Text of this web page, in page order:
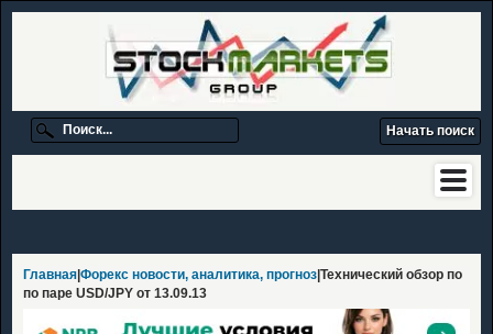
Главная Форекс новости, аналитика, прогноз |Технический обзор по
по паре USD/JPY от 13.09.13